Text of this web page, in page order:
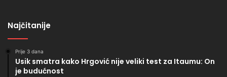
Najčitanije
Prije 3 dana
Usik smatra kako Hrgović nije veliki test za Itaumu: On
je budućnost